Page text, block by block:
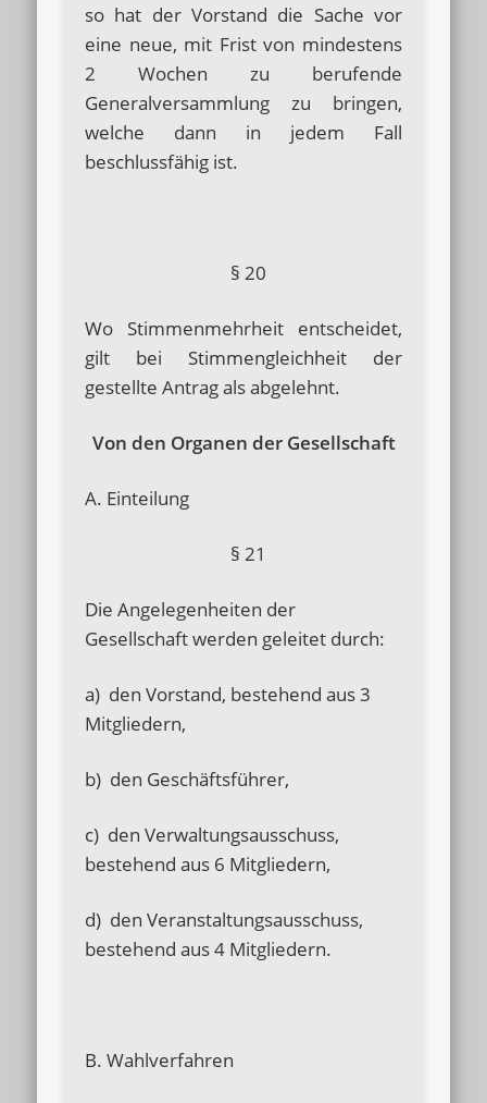
so hat der Vorstand die Sache vor
eine neue, mit Frist von mindestens
2 Wochen zu berufende
Generalversammlung zu bringen,
welche dann in jedem Fall
beschlussfähig ist.
§ 20
Wo Stimmenmehrheit entscheidet,
gilt bei Stimmengleichheit der
gestellte Antrag als abgelehnt.
Von den Organen der Gesellschaft
A. Einteilung
§ 21
Die Angelegenheiten der
Gesellschaft werden geleitet durch:
a) den Vorstand, bestehend aus 3
Mitgliedern,
b) den Geschäftsführer,
c) den Verwaltungsausschuss,
bestehend aus 6 Mitgliedern,
d) den Veranstaltungsausschuss,
bestehend aus 4 Mitgliedern.
B. Wahlverfahren